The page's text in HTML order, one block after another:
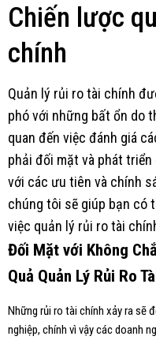
Chiến lược
chính
Quản lý rủi ro tài chính
phó với những bất ổn do
quan đến việc đánh giá
phải đối mặt và phát
với các ưu tiên và chính
chúng tôi sẽ giúp bạn có
việc quản lý rủi ro tài
Đối Mặt với Không
Quả Quản Lý Rủi Ro
Những rủi ro tài chính xảy ra sẽ
nghiệp, chính vì vậy các doanh